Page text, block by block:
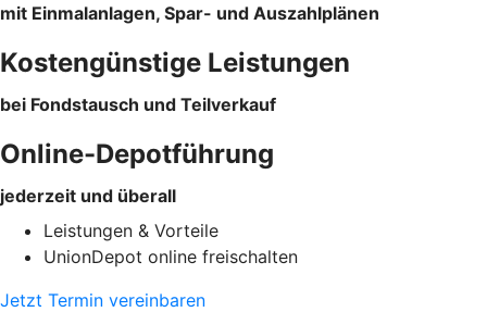
mit Einmalanlagen, Spar- und Auszahlplänen
Kostengünstige Leistungen
bei Fondstausch und Teilverkauf
Online-Depotführung
jederzeit und überall
Leistungen & Vorteile
UnionDepot online freischalten
Jetzt Termin vereinbaren